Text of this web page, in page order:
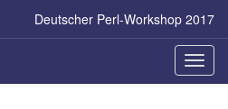
Deutscher Perl-Workshop 2017
ein-/